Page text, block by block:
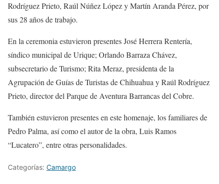
Rodríguez Prieto, Raúl Núñez López y Martín Aranda Pérez, por
sus 28 años de trabajo.
En la ceremonia estuvieron presentes José Herrera Rentería,
síndico municipal de Urique; Orlando Barraza Chávez,
subsecretario de Turismo; Rita Meraz, presidenta de la
Agrupación de Guías de Turistas de Chihuahua y Raúl Rodríguez
Prieto, director del Parque de Aventura Barrancas del Cobre.
También estuvieron presentes en este homenaje, los familiares de
Pedro Palma, así como el autor de la obra, Luis Ramos
“Lucatero”, entre otras personalidades.
Categorías: Camargo